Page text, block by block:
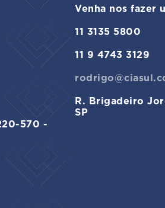
570 -
Venha nos fazer
11 3135 5800
11 9 4743 3129
R. Brigadeiro
SP